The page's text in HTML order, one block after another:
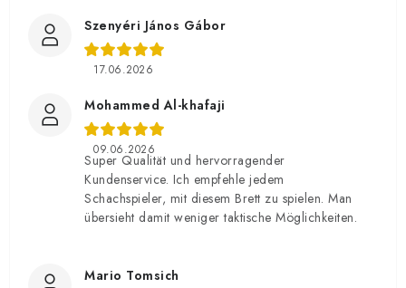
Szenyéri János Gábor
17.06.2026
Mohammed Al-khafaji
09.06.2026
Super Qualität und hervorragender
Kundenservice. Ich empfehle jedem
Schachspieler, mit diesem Brett zu spielen. Man
übersieht damit weniger taktische Möglichkeiten.
Mario Tomsich